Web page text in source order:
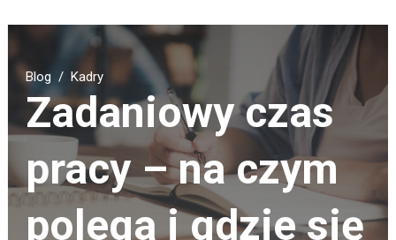
Blog Kadry
Zadaniowy czas
pracy – na czym
polega i gdzie się